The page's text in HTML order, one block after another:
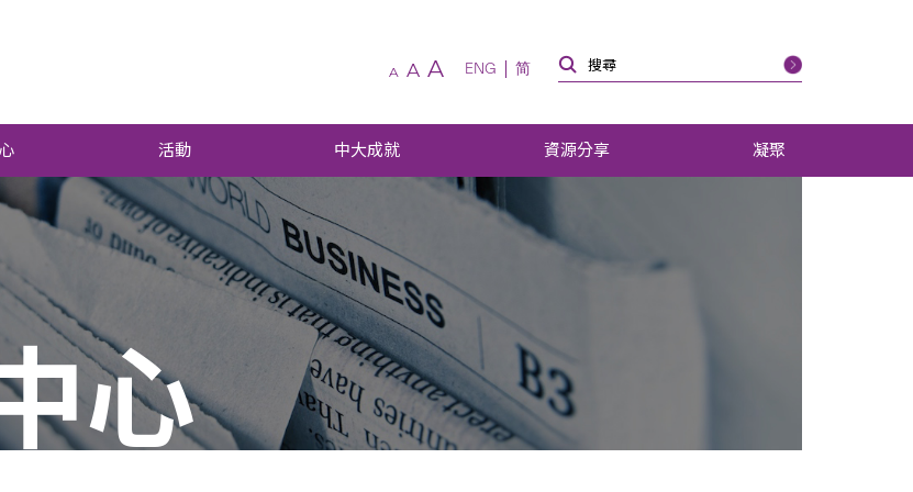
A A A ENG 简
活動 中大成就 資源分享 凝聚
心